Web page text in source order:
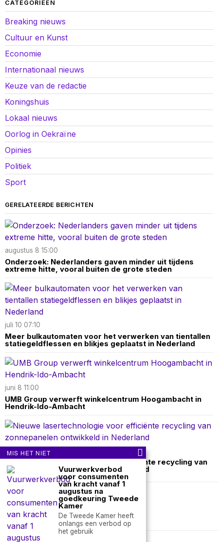
CATEGORIEËN
Breaking nieuws
Cultuur en Kunst
Economie
Internationaal nieuws
Keuze van de redactie
Koningshuis
Lokaal nieuws
Oorlog in Oekraïne
Opinies
Politiek
Sport
GERELATEERDE BERICHTEN
augustus 8 15:00
Onderzoek: Nederlanders gaven minder uit tijdens
extreme hitte, vooral buiten de grote steden
juli 10 07:10
Meer bulkautomaten voor het verwerken van tientallen
statiegeldflessen en blikjes geplaatst in Nederland
juni 8 11:00
UMB Group verwerft winkelcentrum Hoogambacht in
Hendrik-Ido-Ambacht
mei 22 22:10
Nieuwe lasertechnologie voor efficiënte recycling van
zonnepanelen ontwikkeld in Nederland
Over ons Contact
nieuwsimpuls.online
MIS HET NIET
Vuurwerkverbod
voor consumenten
van kracht vanaf 1
augustus na
goedkeuring Tweede
Kamer
De Tweede Kamer heeft
onlangs een verbod op
het gebruik